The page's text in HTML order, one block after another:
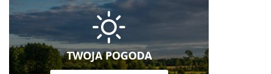
TWOJA POGODA